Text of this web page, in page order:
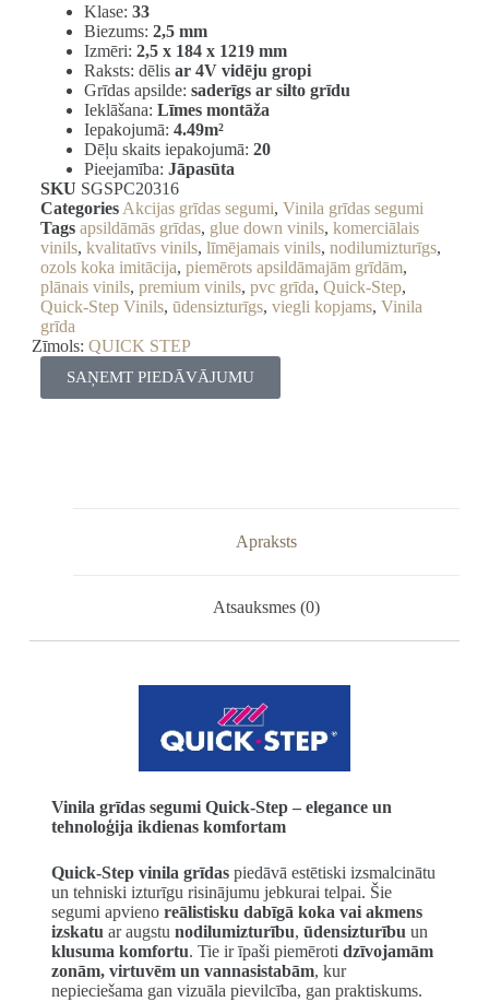
Klase: 33
Biezums: 2,5 mm
Izmēri: 2,5 x 184 x 1219 mm
Raksts: dēlis ar 4V vidēju gropi
Grīdas apsilde: saderīgs ar silto grīdu
Ieklāšana: Līmes montāža
Iepakojumā: 4.49m²
Dēļu skaits iepakojumā: 20
Pieejamība: Jāpasūta
SKU SGSPC20316
Categories Akcijas grīdas segumi, Vinila grīdas segumi
Tags apsildāmās grīdas, glue down vinils, komerciālais
vinils, kvalitatīvs vinils, līmējamais vinils, nodilumizturīgs,
ozols koka imitācija, piemērots apsildāmajām grīdām,
plānais vinils, premium vinils, pvc grīda, Quick-Step,
Quick-Step Vinils, ūdensizturīgs, viegli kopjams, Vinila
grīda
Zīmols: QUICK STEP
SAŅEMT PIEDĀVĀJUMU
Apraksts
Atsauksmes (0)
Vinila grīdas segumi Quick-Step – elegance un
tehnoloģija ikdienas komfortam
Quick-Step vinila grīdaspiedāvā estētiski izsmalcinātu
un tehniski izturīgu risinājumu jebkurai telpai. Šie
segumi apvieno reālistisku dabīgā koka vai akmens
izskatu ar augstu nodilumizturību, ūdensizturību un
klusuma komfortu. Tie ir īpaši piemēroti dzīvojamām
zonām, virtuvēm un vannasistabām, kur
nepieciešama gan vizuāla pievilcība, gan praktiskums.